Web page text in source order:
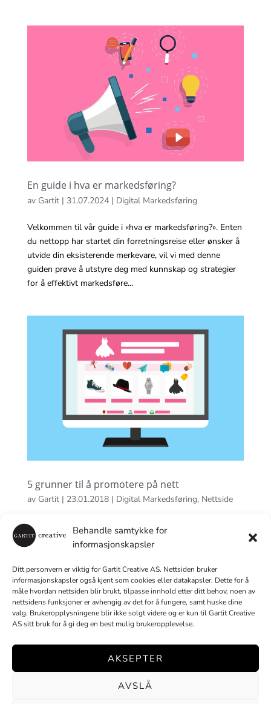
Behandle samtykke for
informasjonskapsler
Ditt personvern er viktig for Gartit Creative AS. Nettsiden bruker
informasjonskapsler også kjent som cookies eller datakapsler. Dette for å
måle hvordan nettsiden blir brukt, tilpasse innhold etter ditt behov, noen av
nettsidens funksjoner er avhengig av det for å fungere, samt huske dine
valg. Brukeropplysningene blir ikke solgt videre og er kun til Gartit Creative
AS sitt bruk for å gi deg en best mulig brukeropplevelse.
AKSEPTER
AVSLÅ
En guide i hva er markedsføring?
av Gartit| 31.07.2024| Digital Markedsføring
Velkommen til vår guide i «hva er markedsføring?». Enten
du nettopp har startet din forretningsreise eller ønsker å
utvide din eksisterende merkevare, vil vi med denne
guiden prøve å utstyre deg med kunnskap og strategier
for å effektivt markedsføre...
5 grunner til å promotere på nett
av Gartit| 23.01.2018| Digital Markedsføring, Nettside
Derfor velger vi å promotere1. Flere kunder2. Din
brosjyre på internett3. Din bedrift = Profesjonell4.
Markedsføring for din bedrift I skrivende stund lever vi i
det som kalles dataalderen og det er ingen tegn...